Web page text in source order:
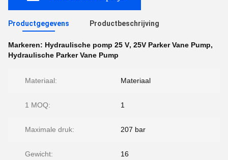
Productgegevens Productbeschrijving
Markeren: Hydraulische pomp 25 V, 25V Parker Vane Pump,
Hydraulische Parker Vane Pump
Materiaal: Materiaal
1 MOQ: 1
Maximale druk: 207 bar
Gewicht: 16